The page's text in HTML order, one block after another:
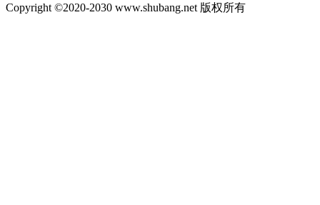
Copyright ©2020-2030 www.shubang.net 版权所有